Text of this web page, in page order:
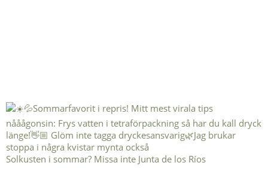
Solkusten i sommar? Missa inte Junta de los Ríos